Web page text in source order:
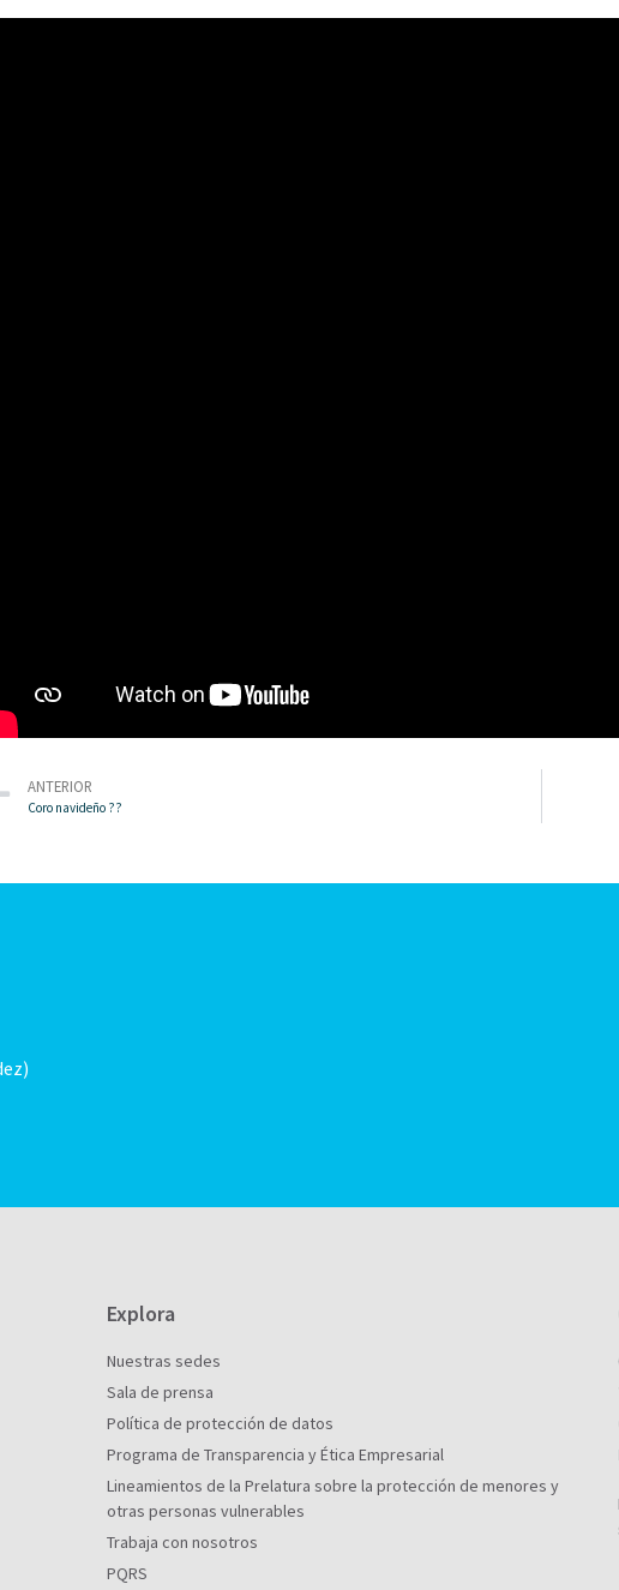
ANTERIOR
Coro navideño ??
Explora
Nuestras sedes
Sala de prensa
Política de protección de datos
Programa de Transparencia y Ética Empresarial
Lineamientos de la Prelatura sobre la protección de menores y
otras personas vulnerables
Trabaja con nosotros
PQRS